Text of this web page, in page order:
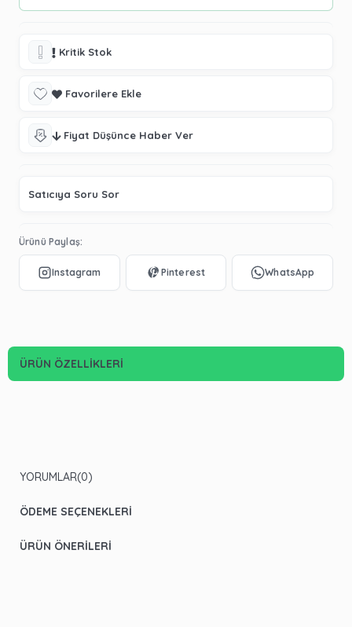
Kritik Stok
Favorilere Ekle
Fiyat Düşünce Haber Ver
Satıcıya Soru Sor
Ürünü Paylaş:
ÜRÜN ÖZELLIKLERI
YORUMLAR(0)
ÖDEME SEÇENEKLERI
ÜRÜN ÖNERILERI